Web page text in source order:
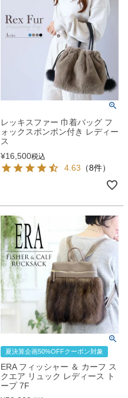
レッキスファー 巾着バッグ フ
ォックスポンポン付き レディー
ス
¥16,500税込
4.63 （8件）
夏決算企画50%OFFクーポン対象
ERA フィッシャー ＆ カーフ ス
クエア リュック レディース ト
ープ 7F